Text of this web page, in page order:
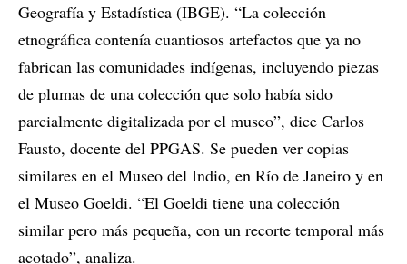
Geografía y Estadística (IBGE). “La colección
etnográfica contenía cuantiosos artefactos que ya no
fabrican las comunidades indígenas, incluyendo piezas
de plumas de una colección que solo había sido
parcialmente digitalizada por el museo”, dice Carlos
Fausto, docente del PPGAS. Se pueden ver copias
similares en el Museo del Indio, en Río de Janeiro y en
el Museo Goeldi. “El Goeldi tiene una colección
similar pero más pequeña, con un recorte temporal más
acotado”, analiza.